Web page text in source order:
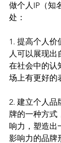
做个人IP（知
处：
1. 提高个人价
人可以展现出
在社会中的认
场上有更好的
2. 建立个人品
牌的一种方式
响力，塑造出
影响力的品牌